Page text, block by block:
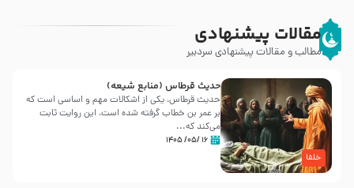
مقالات پیشنهادی
مطالب و مقالات پیشنهادی سردبیر
خلفا
حدیث قرطاس (منابع شیعه)
حدیث قرطاس، یکی از اشکالات مهم و اساسی است که
بر عمر بن خطاب گرفته شده است، این روایت ثابت
می‌کند که...
۱۶ /۰۵/ ۱۴۰۵